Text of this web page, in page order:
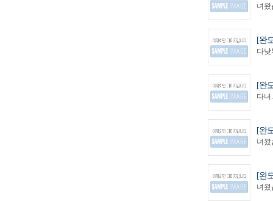
녀왔
[완
다낮
[완
다녀
[완
녀왔
[완
녀왔